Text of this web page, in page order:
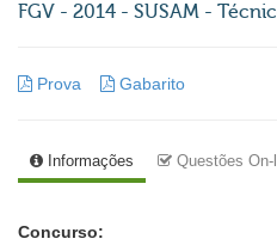
FGV - 2014 - SUSAM -
Prova Gabarito
Informações Questões On-
Concurso: